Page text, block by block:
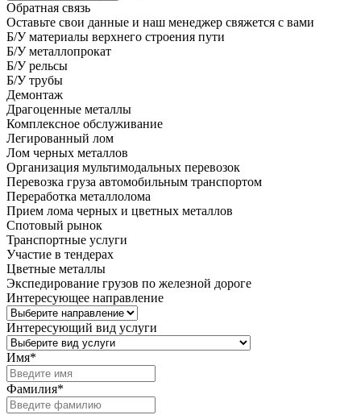
Обратная связь
Оставьте свои данные и наш менеджер свяжется с вами
Б/У материалы верхнего строения пути
Б/У металлопрокат
Б/У рельсы
Б/У трубы
Демонтаж
Драгоценные металлы
Комплексное обслуживание
Легированный лом
Лом черных металлов
Организация мультимодальных перевозок
Перевозка груза автомобильным транспортом
Переработка металлолома
Прием лома черных и цветных металлов
Спотовый рынок
Транспортные услуги
Участие в тендерах
Цветные металлы
Экспедирование грузов по железной дороге
Интересующее направление
Интересующий вид услуги
Имя*
Фамилия*